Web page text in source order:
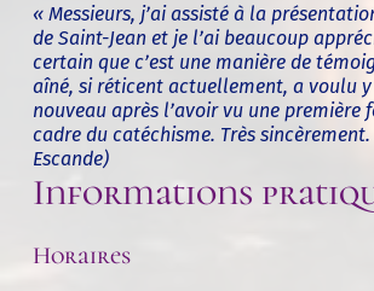
« Messieurs, j’ai assisté à la
de Saint-Jean et je l’ai beaucoup
certain que c’est une manière de
aîné, si réticent actuellement, a voulu
nouveau après l’avoir vu une première
cadre du catéchisme. Très sincèrement.
Escande)
Informations
Horaires